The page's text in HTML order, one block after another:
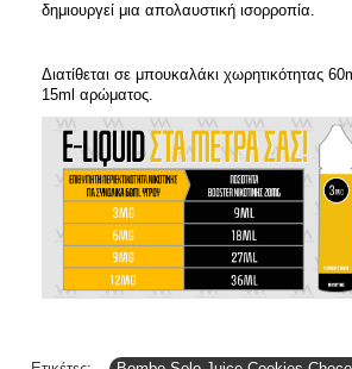
δημιουργεί μια απολαυστική ισορροπία.
Διατίθεται σε μπουκαλάκι χωρητικότητας
15ml αρώματος.